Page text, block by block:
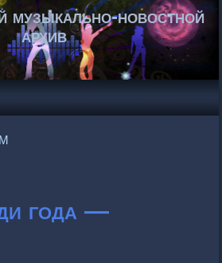
музыкально-новостной
архив
года —